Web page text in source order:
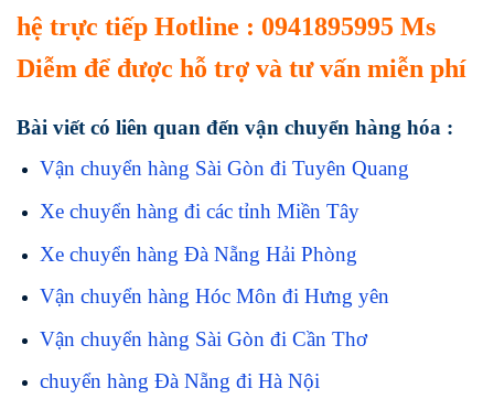
hệ trực tiếp Hotline : 0941895995 Ms
Diễm để được hỗ trợ và tư vấn miễn phí
Bài viết có liên quan đến vận chuyển hàng hóa :
Vận chuyển hàng Sài Gòn đi Tuyên Quang
Xe chuyển hàng đi các tỉnh Miền Tây
Xe chuyển hàng Đà Nẵng Hải Phòng
Vận chuyển hàng Hóc Môn đi Hưng yên
Vận chuyển hàng Sài Gòn đi Cần Thơ
chuyển hàng Đà Nẵng đi Hà Nội